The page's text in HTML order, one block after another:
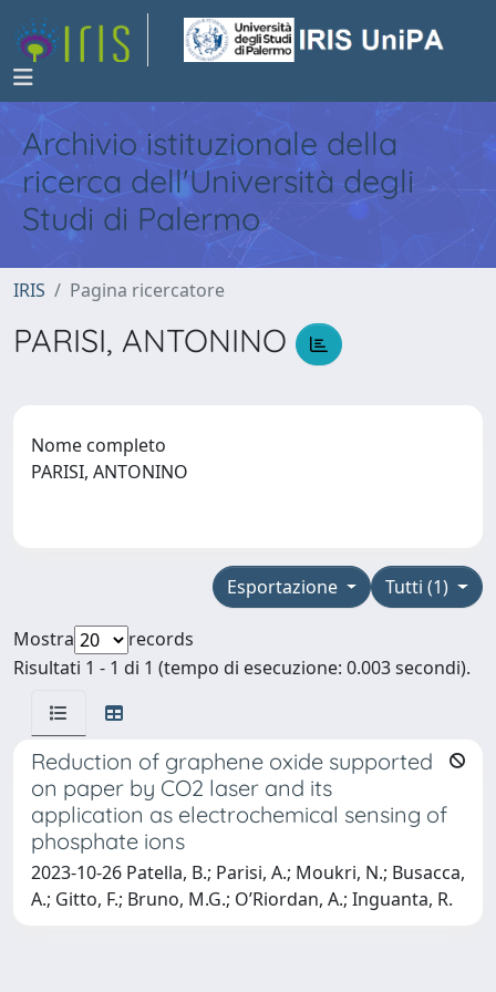
Archivio istituzionale della
ricerca dell'Università degli
Studi di Palermo
IRIS Pagina ricercatore
PARISI, ANTONINO
Nome completo
PARISI, ANTONINO
Tutti (1)
Esportazione
Mostra
records
Risultati 1 - 1 di 1 (tempo di esecuzione: 0.003 secondi).
Reduction of graphene oxide supported
on paper by CO2 laser and its
application as electrochemical sensing of
phosphate ions
2023-10-26 Patella, B.; Parisi, A.; Moukri, N.; Busacca,
A.; Gitto, F.; Bruno, M.G.; O’Riordan, A.; Inguanta, R.